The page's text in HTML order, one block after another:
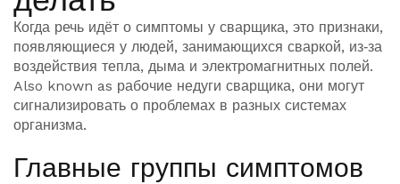
Когда речь идёт о симптомы у сварщика, это признаки,
появляющиеся у людей, занимающихся сваркой, из‑за
воздействия тепла, дыма и электромагнитных полей.
Also known as рабочие недуги сварщика, они могут
сигнализировать о проблемах в разных системах
организма.
Главные группы симптомов